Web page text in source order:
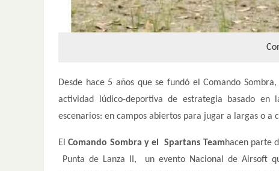
Desde hace 5 años que se fundó el Comando
actividad lúdico-deportiva de estrategia basado
escenarios: en campos abiertos para jugar a largas o a
ElComando Sombra y el Spartans Teamhacen parte
Punta de Lanza II, un evento Nacional de Airsoft